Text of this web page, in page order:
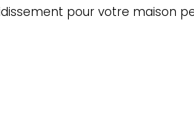
pour votre maison